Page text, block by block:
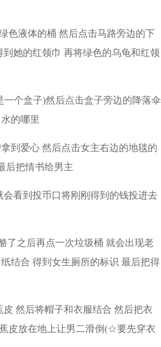
色液体的桶 然后点击马路旁边的下
她的红领巾 再将绿色的乌龟和红领
个盒子)然后点击盒子旁边的降落伞
的哪里
到爱心 然后点击女主右边的地毯的
后把情书给男主
看到投币口将刚刚得到的钱投进去
了之后再点一次垃圾桶 就会出现老
结合 得到女生厕所的标识 最后把得
然后将帽子和衣服结合 然后把衣
皮放在地上让男二滑倒(☆要先穿衣